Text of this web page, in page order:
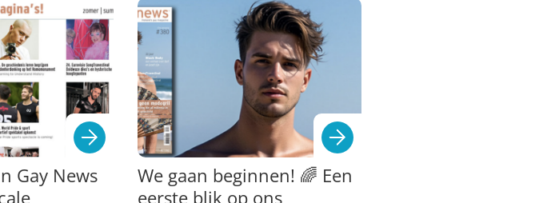
Gay News
We gaan beginnen! 🌈 Een
eerste blik op ons